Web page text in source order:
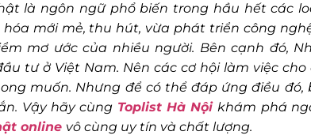
là ngôn ngữ phổ biến trong hầu hết các
hóa mới mẻ, thu hút, vừa phát triển công
mơ ước của nhiều người. Bên cạnh đó,
tư ở Việt Nam. Nên các cơ hội làm việc
muốn. Nhưng để có thể đáp ứng điều
Vậy hãy cùng Toplist Hà Nội khám phá
online vô cùng uy tín và chất lượng.